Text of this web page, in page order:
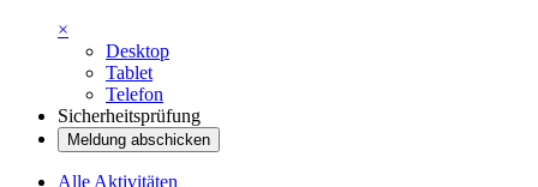
×
Desktop
Tablet
Telefon
Sicherheitsprüfung
Meldung abschicken
Alle Aktivitäten